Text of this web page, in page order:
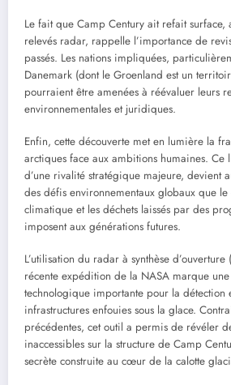
Le fait que Camp Century ait refait surface,
relevés radar, rappelle l’importance de
passés. Les nations impliquées,
Danemark (dont le Groenland est un
pourraient être amenées à réévaluer leurs
environnementales et juridiques.
Enfin, cette découverte met en lumière la
arctiques face aux ambitions humaines. Ce
d’une rivalité stratégique majeure, devient
des défis environnementaux globaux que le
climatique et les déchets laissés par des
imposent aux générations futures.
L’utilisation du radar à synthèse d’ouverture
récente expédition de la NASA marque
technologique importante pour la détection
infrastructures enfouies sous la glace.
précédentes, cet outil a permis de révéler
inaccessibles sur la structure de Camp
secrète construite au cœur de la calotte